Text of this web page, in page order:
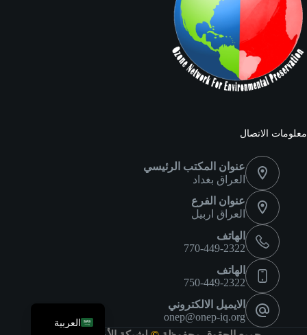
معلومات الاتصال
عنوان المكتب الرئيسي
العراق بغداد
عنوان الفرع
العراق اربيل
الهاتف
770-449-2322
الهاتف
750-449-2322
الايميل الالكتروني
onep@onep-iq.org
العربية